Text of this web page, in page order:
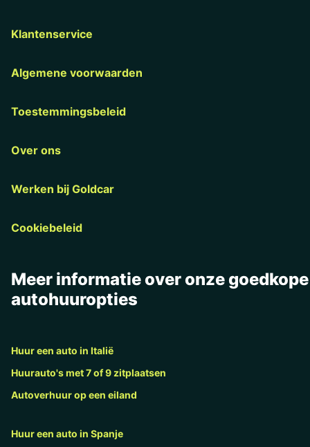
Klantenservice
Algemene voorwaarden
Toestemmingsbeleid
Over ons
Werken bij Goldcar
Cookiebeleid
Meer informatie over onze goedkope
autohuuropties
Huur een auto in Italië
Huurauto's met 7 of 9 zitplaatsen
Autoverhuur op een eiland
Huur een auto in Spanje